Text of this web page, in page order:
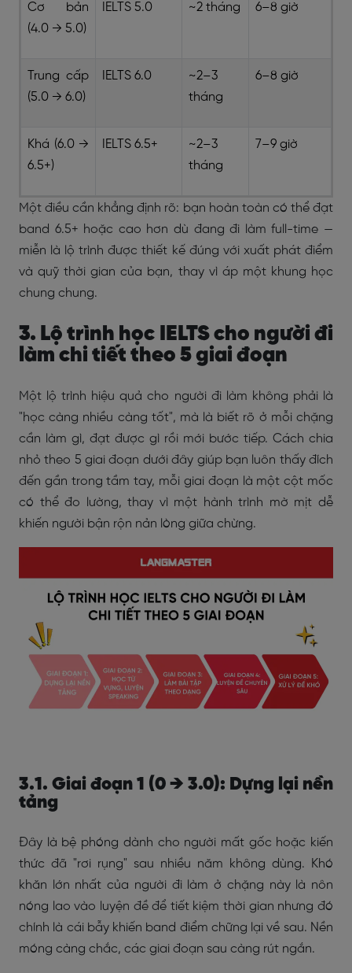
Cơ bản
(4.0 → 5.0)
IELTS 5.0 ~2 tháng 6–8 giờ
Trung cấp
(5.0 → 6.0)
IELTS 6.0
~2–3
tháng
6–8 giờ
Khá (6.0 →
6.5+)
IELTS 6.5+
~2–3
tháng
7–9 giờ
Một điều cần khẳng định rõ: bạn hoàn toàn có thể đạt
band 6.5+ hoặc cao hơn dù đang đi làm full-time —
miễn là lộ trình được thiết kế đúng với xuất phát điểm
và quỹ thời gian của bạn, thay vì áp một khung học
chung chung.
3. Lộ trình học IELTS cho người đi
làm chi tiết theo 5 giai đoạn
Một lộ trình hiệu quả cho người đi làm không phải là
"học càng nhiều càng tốt", mà là biết rõ ở mỗi chặng
cần làm gì, đạt được gì rồi mới bước tiếp. Cách chia
nhỏ theo 5 giai đoạn dưới đây giúp bạn luôn thấy đích
đến gần trong tầm tay, mỗi giai đoạn là một cột mốc
có thể đo lường, thay vì một hành trình mờ mịt dễ
khiến người bận rộn nản lòng giữa chừng.
3.1. Giai đoạn 1 (0 → 3.0): Dựng lại nền
tảng
Đây là bệ phóng dành cho người mất gốc hoặc kiến
thức đã "rơi rụng" sau nhiều năm không dùng. Khó
khăn lớn nhất của người đi làm ở chặng này là nôn
nóng lao vào luyện đề để tiết kiệm thời gian nhưng đó
chính là cái bẫy khiến band điểm chững lại về sau. Nền
móng càng chắc, các giai đoạn sau càng rút ngắn.